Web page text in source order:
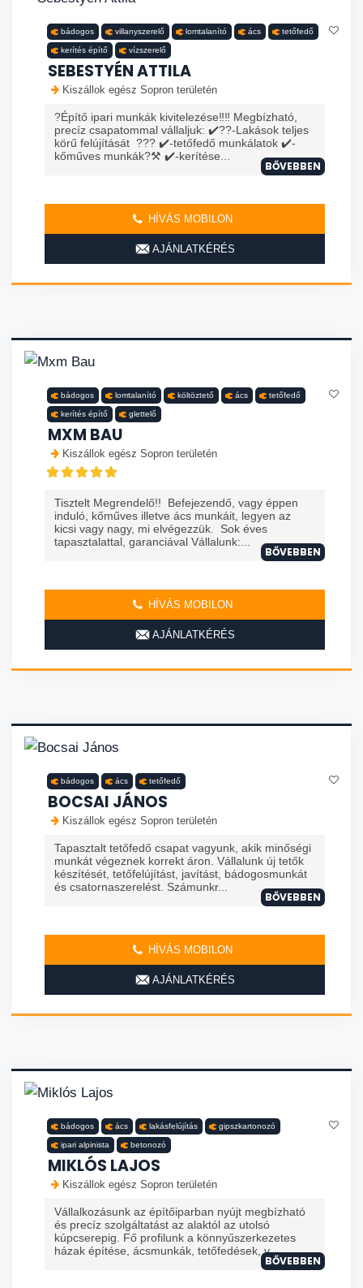
bádogos villanyszerelő lomtalanító ács tetőfedő
kerítés építő vízszerelő
SEBESTYÉN ATTILA
Kiszállok egész Sopron területén
?Építő ipari munkák kivitelezése‼️‼️ Megbízható,
precíz csapatommal vállaljuk: ✔️?️?️-Lakások teljes
körű felújítását ??? ✔️-tetőfedő munkálatok ✔️-
kőműves munkák?⚒️ ✔️-kerítése...
BŐVEBBEN
HÍVÁS MOBILON
AJÁNLATKÉRÉS
bádogos lomtalanító költöztető ács tetőfedő
kerítés építő glettelő
MXM BAU
Kiszállok egész Sopron területén
Tisztelt Megrendelő!! Befejezendő, vagy éppen
induló, kőműves illetve ács munkáit, legyen az
kicsi vagy nagy, mi elvégezzük. Sok éves
tapasztalattal, garanciával Vállalunk:...
BŐVEBBEN
HÍVÁS MOBILON
AJÁNLATKÉRÉS
bádogos ács tetőfedő
BOCSAI JÁNOS
Kiszállok egész Sopron területén
Tapasztalt tetőfedő csapat vagyunk, akik minőségi
munkát végeznek korrekt áron. Vállalunk új tetők
készítését, tetőfelújítást, javítást, bádogosmunkát
és csatornaszerelést. Számunkr...
BŐVEBBEN
HÍVÁS MOBILON
AJÁNLATKÉRÉS
bádogos ács lakásfelújítás gipszkartonozó
ipari alpinista betonozó
MIKLÓS LAJOS
Kiszállok egész Sopron területén
Vállalkozásunk az építőiparban nyújt megbízható
és precíz szolgáltatást az alaktól az utolsó
kúpcserepig. Fő profilunk a könnyűszerkezetes
házak építése, ácsmunkák, tetőfedések, v...
BŐVEBBEN